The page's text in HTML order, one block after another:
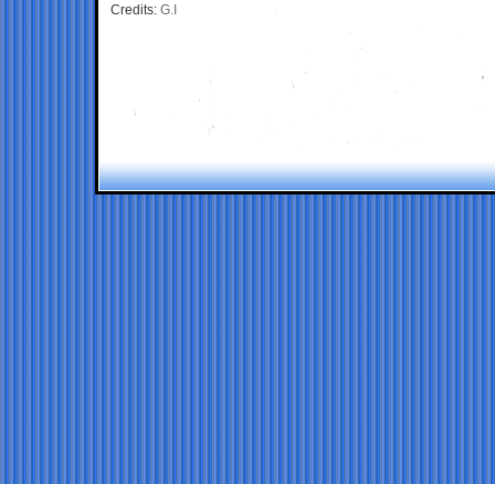
Credits: G.I